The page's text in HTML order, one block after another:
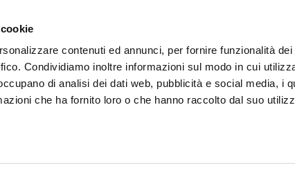
contenuti ed annunci, per fornire funzionalità
Condividiamo inoltre informazioni sul modo in cui
di analisi dei dati web, pubblicità e social media, i
che ha fornito loro o che hanno raccolto dal suo
Immobiliari Professionali